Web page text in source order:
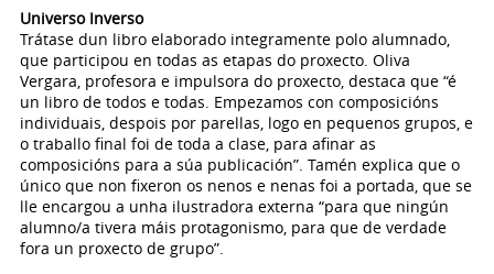
Universo Inverso
Trátase dun libro elaborado integramente polo alumnado,
que participou en todas as etapas do proxecto. Oliva
Vergara, profesora e impulsora do proxecto, destaca que “é
un libro de todos e todas. Empezamos con composicións
individuais, despois por parellas, logo en pequenos grupos, e
o traballo final foi de toda a clase, para afinar as
composicións para a súa publicación”. Tamén explica que o
único que non fixeron os nenos e nenas foi a portada, que se
lle encargou a unha ilustradora externa “para que ningún
alumno/a tivera máis protagonismo, para que de verdade
fora un proxecto de grupo”.